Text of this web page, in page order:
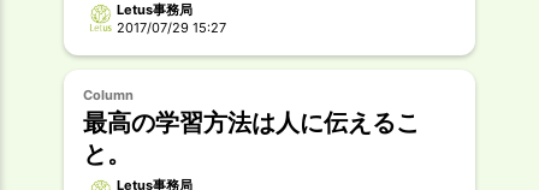
Letus事務局
2017/07/29 15:27
Column
最高の学習方法は人に伝えるこ
と。
Letus事務局